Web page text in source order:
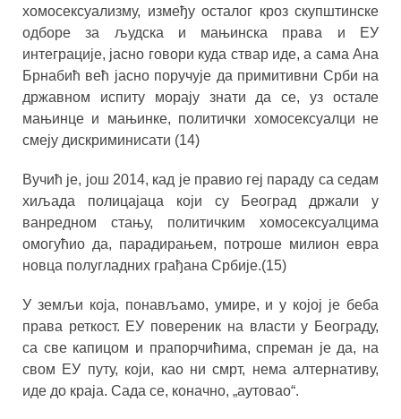
хомосексуализму, између осталог кроз скупштинске
одборе за људска и мањинска права и ЕУ
интеграције, јасно говори куда ствар иде, а сама Ана
Брнабић већ јасно поручује да примитивни Срби на
државном испиту морају знати да се, уз остале
мањинце и мањинке, политички хомосексуалци не
смеју дискриминисати (14)
Вучић је, још 2014, кад је правио геј параду са седам
хиљада полицајаца који су Београд држали у
ванредном стању, политичким хомосексуалцима
омогућио да, парадирањем, потроше милион евра
новца полугладних грађана Србије.(15)
У земљи која, понављамо, умире, и у којој је беба
права реткост. ЕУ повереник на власти у Београду,
са све капицом и прапорчићима, спреман је да, на
свом ЕУ путу, који, као ни смрт, нема алтернативу,
иде до краја. Сада се, коначно, „аутовао“.